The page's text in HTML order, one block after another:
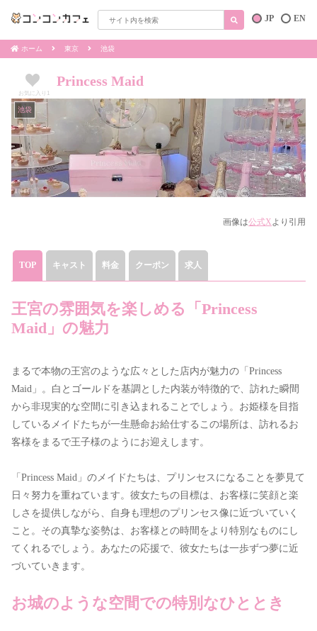
EN
JP
ホーム 東京 池袋
お気に入り
Princess Maid
池袋
画像は公式Xより引用
TOP キャスト 料金 クーポン 求人
王宮の雰囲気を楽しめる「Princess
Maid」の魅力
まるで本物の王宮のような広々とした店内が魅力の「Princess
Maid」。白とゴールドを基調とした内装が特徴的で、訪れた瞬間
から非現実的な空間に引き込まれることでしょう。お姫様を目指
しているメイドたちが一生懸命お給仕するこの場所は、訪れるお
客様をまるで王子様のようにお迎えします。
「Princess Maid」のメイドたちは、プリンセスになることを夢見て
日々努力を重ねています。彼女たちの目標は、お客様に笑顔と楽
しさを提供しながら、自身も理想のプリンセス像に近づいていく
こと。その真摯な姿勢は、お客様との時間をより特別なものにし
てくれるでしょう。あなたの応援で、彼女たちは一歩ずつ夢に近
づいていきます。
お城のような空間での特別なひととき